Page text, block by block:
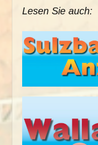
Lesen Sie auch: